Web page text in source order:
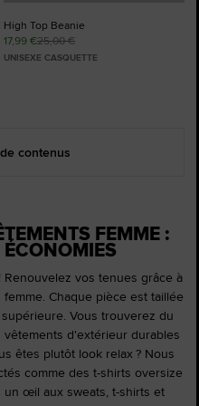
High Top Beanie
17,99 €25,00 €
UNISEXE CASQUETTE
contenus
FEMME :
vos tenues grâce à
Chaque pièce est taillée
Vous trouverez du
d'extérieur durables
êtes plutôt look relax ? Nous
comme des t-shirts oversize
œil aux sweats, t-shirts et